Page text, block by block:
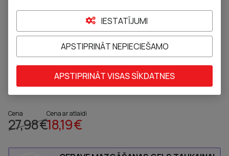
CERAVE mitrinoša emulsija normālas un
sausas ādas mazgāšanai, 473 ml
Pievienot pie izlases
Cena
27,98 €
Cena ar atlaidi
18,19 €
IESTATĪJUMI
APSTIPRINĀT NEPIECIEŠAMO
APSTIPRINĀT VISAS SĪKDATNES